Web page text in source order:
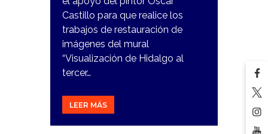
Castillo para que realice los
trabajos de restauración de
imágenes del mural
“Visualización de Hidalgo al
tercer…
LEER MÁS